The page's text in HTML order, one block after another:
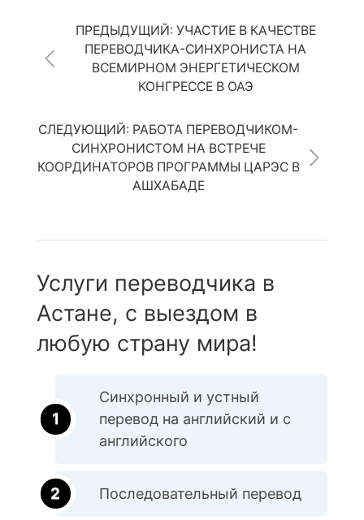
ПРЕДЫДУЩИЙ: УЧАСТИЕ В КАЧЕСТВЕ
ПЕРЕВОДЧИКА-СИНХРОНИСТА НА
ВСЕМИРНОМ ЭНЕРГЕТИЧЕСКОМ
КОНГРЕССЕ В ОАЭ
СЛЕДУЮЩИЙ: РАБОТА ПЕРЕВОДЧИКОМ-
СИНХРОНИСТОМ НА ВСТРЕЧЕ
КООРДИНАТОРОВ ПРОГРАММЫ ЦАРЭС В
АШХАБАДЕ
Услуги переводчика в
Астане, с выездом в
любую страну мира!
Синхронный и устный
перевод на английский и с
английского
Последовательный перевод